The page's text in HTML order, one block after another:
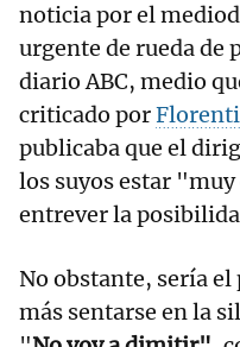
noticia por el
urgente de rueda de
diario ABC, medio
criticado por
publicaba que el
los suyos estar
entrever la
No obstante, sería
más sentarse en la